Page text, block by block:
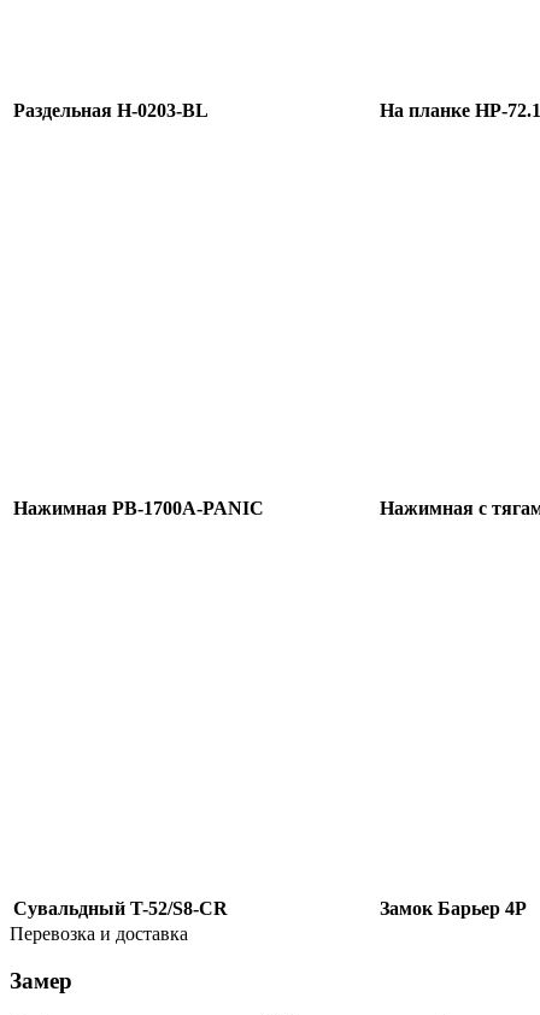
Раздельная H-0203-BL На планке HP-
Нажимная PB-1700A-PANIC Нажимная с
Сувальдный T-52/S8-CR
Замок Барьер 4Р
Перевозка и доставка
Замер